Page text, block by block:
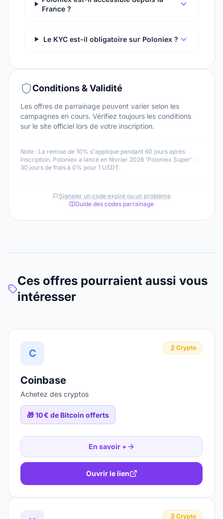
France ?
Le KYC est-il obligatoire sur Poloniex ?
Conditions & Validité
Les offres de parrainage peuvent varier selon les
campagnes en cours. Vérifiez toujours les conditions
sur le site officiel lors de votre inscription.
Note : La remise de 10% s'applique pendant 60 jours après
inscription. Poloniex a lancé en février 2026 'Poloniex Super' :
30 jours de frais à 0% pour 1 USDT.
Signaler un code expiré ou un problème
Guide des codes parrainage
Ces offres pourraient aussi vous
intéresser
C Crypto
Coinbase
Achetez des cryptos
🎁10 € de Bitcoin offerts
En savoir +
Ouvrir le lien
Crypto